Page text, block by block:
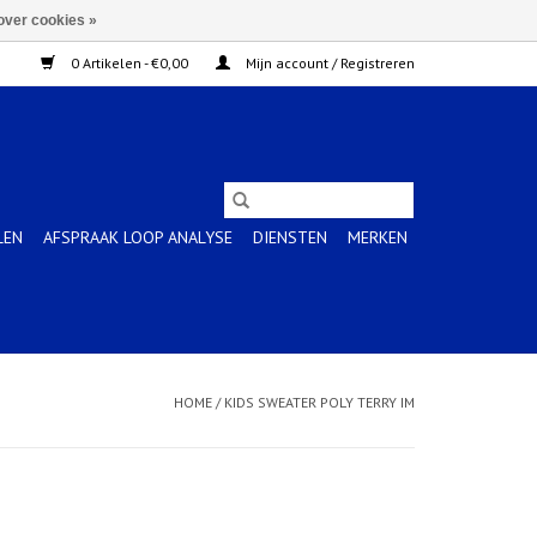
0 Artikelen - €0,00 Mijn account / Registreren
AFSPRAAK LOOP ANALYSE DIENSTEN MERKEN
HOME / KIDS SWEATER POLY TERRY IM
cookies »